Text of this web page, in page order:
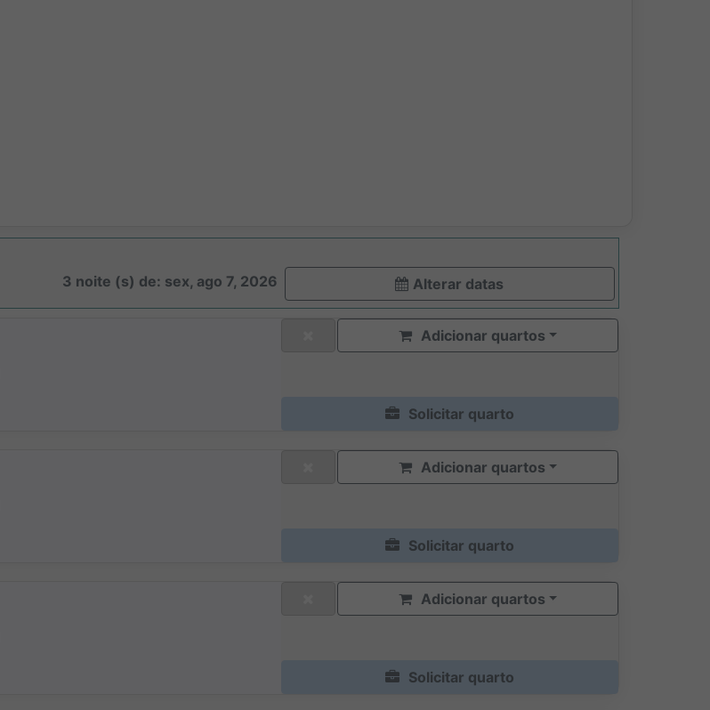
3 noite (s) de: sex, ago 7, 2026 Alterar datas
Adicionar quartos
Solicitar quarto
Adicionar quartos
Solicitar quarto
Adicionar quartos
Solicitar quarto